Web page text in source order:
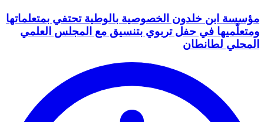
مؤسسة ابن خلدون الخصوصية بالوطية تحتفي بمتعلماتها
ومتعلّميها في حفل تربوي بتنسيق مع المجلس العلمي
المحلي لطانطان